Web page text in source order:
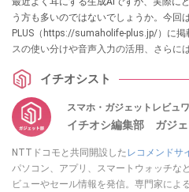
う方も多いのではないでしょうか。今回
PLUS（https://sumaholife-plus.jp/）に
スの使い分けや音声入力の活用、さらに
スマホライフPLUSでご確認ください。
イチオシスト
スマホ・ガジェットレビュ
イチオシ編集部 ガジ
NTTドコモと共同開設した レコメンドサ
パソコン、アプリ、スマートウォッチな
ビューやセール情報を発信。専門家によ